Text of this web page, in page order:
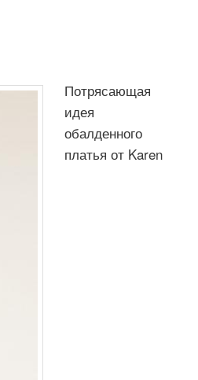
Потрясающая
идея
обалденного
платья от Karen